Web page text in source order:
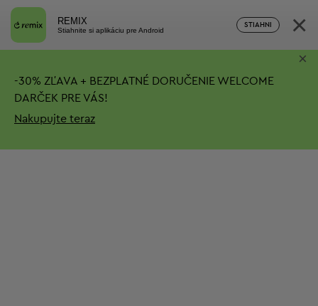
REMIX
Stiahnite si aplikáciu pre Android
STIAHNI ×
-30% ZĽAVA + BEZPLATNÉ DORUČENIE WELCOME
DARČEK PRE VÁS!
Nakupujte teraz
×